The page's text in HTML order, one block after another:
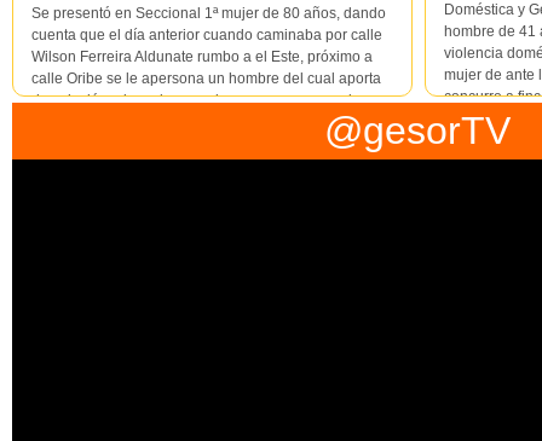
Se presentó en Seccional 1ª mujer de 80 años, dando
cuenta que el día anterior cuando caminaba por calle
Wilson Ferreira Aldunate rumbo a el Este, próximo a
calle Oribe se le apersona un hombre del cual aporta
descripción, el que le saca de sus manos monedero
Doméstica y
hombre de
violencia
mujer de ante
concurre a
@gesorTV